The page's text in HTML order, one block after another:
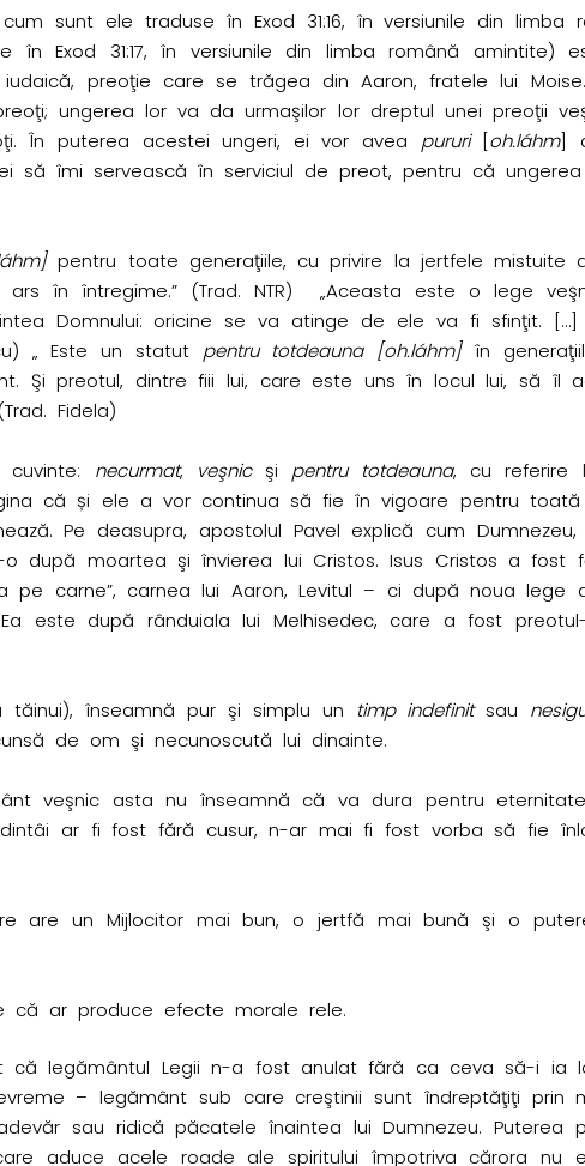
sunt ele traduse în Exod 31:16, în versiunile din limba
Exod 31:17, în versiunile din limba română amintite)
preoţie care se trăgea din Aaron, fratele lui Moise.
ungerea lor va da urmaşilor lor dreptul unei preoţii
În puterea acestei ungeri, ei vor avea pururi[oh.láhm]
să îmi servească în serviciul de preot, pentru că
pentru toate generaţiile, cu privire la jertfele mistuite
în întregime.” (Trad. NTR) „Aceasta este o lege
Domnului: oricine se va atinge de ele va fi sfinţit.
„ Este un statut pentru totdeauna [oh.láhm] în
Şi preotul, dintre fiii lui, care este uns în locul lui, să îl
Fidela)
necurmat, veşnicşi pentru totdeauna, cu referire
că și ele a vor continua să fie în vigoare pentru
Pe deasupra, apostolul Pavel explică cum
după moartea şi învierea lui Cristos. Isus Cristos a fost
pe carne”, carnea lui Aaron, Levitul – ci după noua lege
este după rânduiala lui Melhisedec, care a fost
înseamnă pur şi simplu un timp indefinitsau
de om şi necunoscută lui dinainte.
veşnic asta nu înseamnă că va dura pentru
ar fi fost fără cusur, n-ar mai fi fost vorba să fie
are un Mijlocitor mai bun, o jertfă mai bună şi o
că ar produce efecte morale rele.
legământul Legii n-a fost anulat fără ca ceva să-i ia
– legământ sub care creştinii sunt îndreptăţiţi prin
sau ridică păcatele înaintea lui Dumnezeu. Puterea
aduce acele roade ale spiritului împotriva cărora nu